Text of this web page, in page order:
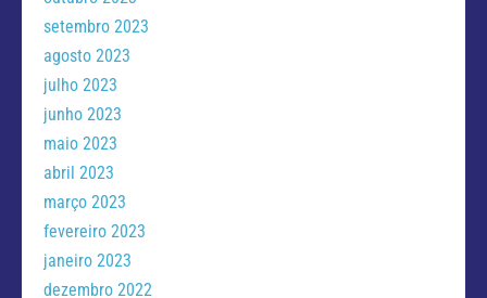
setembro 2023
agosto 2023
julho 2023
junho 2023
maio 2023
abril 2023
março 2023
fevereiro 2023
janeiro 2023
dezembro 2022